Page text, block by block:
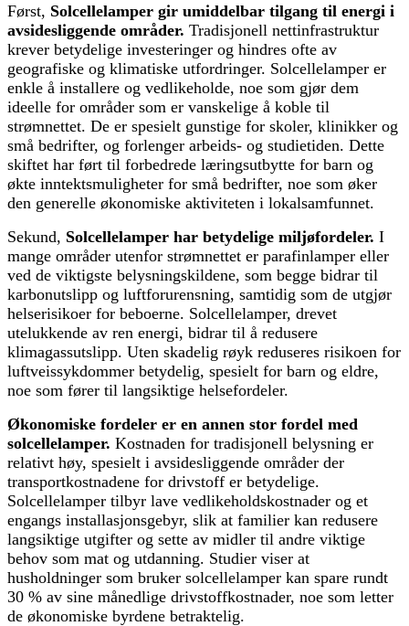
Først, Solcellelamper gir umiddelbar tilgang til energi i
avsidesliggende områder. Tradisjonell nettinfrastruktur
krever betydelige investeringer og hindres ofte av
geografiske og klimatiske utfordringer. Solcellelamper er
enkle å installere og vedlikeholde, noe som gjør dem
ideelle for områder som er vanskelige å koble til
strømnettet. De er spesielt gunstige for skoler, klinikker og
små bedrifter, og forlenger arbeids- og studietiden. Dette
skiftet har ført til forbedrede læringsutbytte for barn og
økte inntektsmuligheter for små bedrifter, noe som øker
den generelle økonomiske aktiviteten i lokalsamfunnet.
Sekund, Solcellelamper har betydelige miljøfordeler. I
mange områder utenfor strømnettet er parafinlamper eller
ved de viktigste belysningskildene, som begge bidrar til
karbonutslipp og luftforurensning, samtidig som de utgjør
helserisikoer for beboerne. Solcellelamper, drevet
utelukkende av ren energi, bidrar til å redusere
klimagassutslipp. Uten skadelig røyk reduseres risikoen for
luftveissykdommer betydelig, spesielt for barn og eldre,
noe som fører til langsiktige helsefordeler.
Økonomiske fordeler er en annen stor fordel med
solcellelamper. Kostnaden for tradisjonell belysning er
relativt høy, spesielt i avsidesliggende områder der
transportkostnadene for drivstoff er betydelige.
Solcellelamper tilbyr lave vedlikeholdskostnader og et
engangs installasjonsgebyr, slik at familier kan redusere
langsiktige utgifter og sette av midler til andre viktige
behov som mat og utdanning. Studier viser at
husholdninger som bruker solcellelamper kan spare rundt
30 % av sine månedlige drivstoffkostnader, noe som letter
de økonomiske byrdene betraktelig.